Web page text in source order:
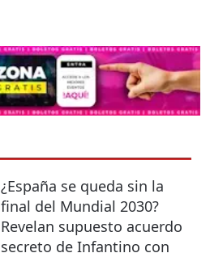
¿España se queda sin la
final del Mundial 2030?
Revelan supuesto acuerdo
secreto de Infantino con